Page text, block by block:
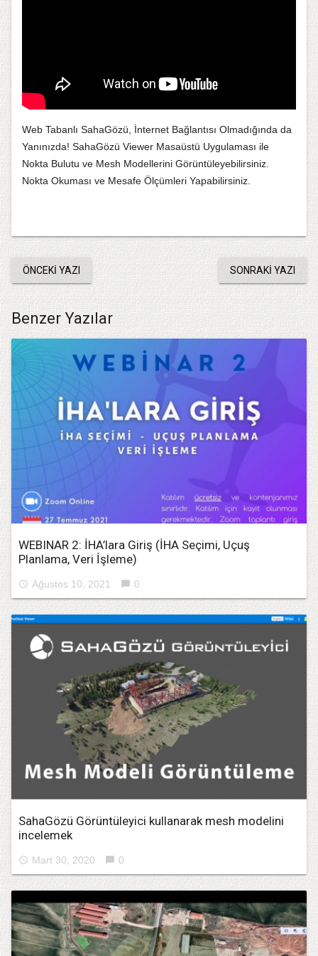
Web Tabanlı SahaGözü, İnternet Bağlantısı Olmadığında da
Yanınızda! SahaGözü Viewer Masaüstü Uygulaması ile
Nokta Bulutu ve Mesh Modellerini Görüntüleyebilirsiniz.
Nokta Okuması ve Mesafe Ölçümleri Yapabilirsiniz.
ÖNCEKI YAZI SONRAKI YAZI
Benzer Yazılar
WEBINAR 2: İHA’lara Giriş (İHA Seçimi, Uçuş
Planlama, Veri İşleme)
access_time Ağustos 10, 2021 chat_bubble 0
SahaGözü Görüntüleyici kullanarak mesh modelini
incelemek
access_time Mart 30, 2020 chat_bubble 0